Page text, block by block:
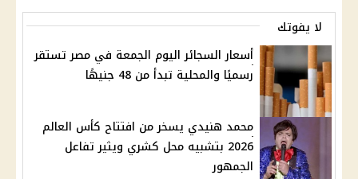
لا يفوتك
أسعار السجائر اليوم الجمعة في مصر تستقر
رسميًا والمحلية تبدأ من 48 جنيهًا
محمد هنيدي يسخر من افتتاح كأس العالم
2026 بتشبيه محل كشري ويثير تفاعل
الجمهور